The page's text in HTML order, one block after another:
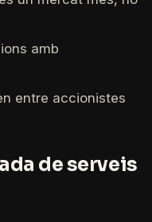
amb
entre accionistes
de serveis